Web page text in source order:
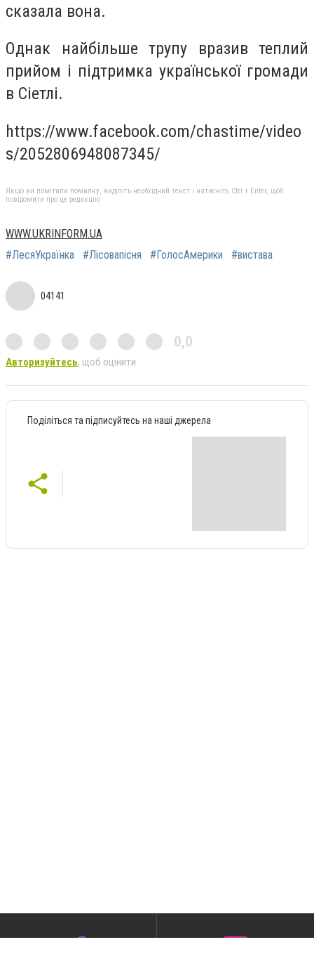
сказала вона.
Однак найбільше трупу вразив теплий
прийом і підтримка української громади
в Сіетлі.
https://www.facebook.com/chastime/video
s/2052806948087345/
Якщо ви помітили помилку, виділіть необхідний текст і натисніть Ctrl + Enter, щоб
повідомити про це редакцію
WWW.UKRINFORM.UA
#ЛесяУкраїнка
#Лісовапісня #ГолосАмерики #вистава
04141
0,0
Авторизуйтесь, щоб оцінити
Поділіться та підписуйтесь на наші джерела